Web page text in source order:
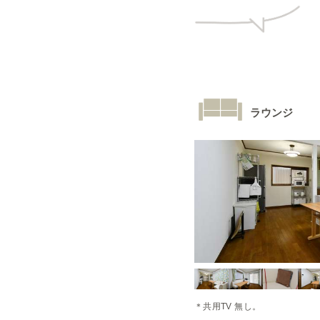
ラウンジ
＊共用TV 無し。